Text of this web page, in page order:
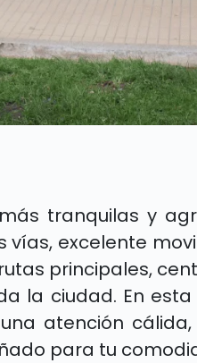
tranquilas y
excelente
principales,
la ciudad. En
atención cálida,
para tu